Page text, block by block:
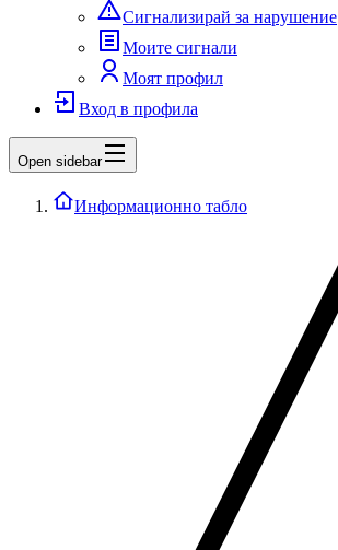
Сигнализирай за нарушение
Моите сигнали
Моят профил
Вход в профила
Open sidebar
Информационно табло